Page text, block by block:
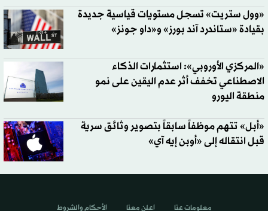
«وول ستريت» تسجل مستويات قياسية جديدة
بقيادة «ستاندرد آند بورز» و«داو جونز»
«المركزي الأوروبي»: استثمارات الذكاء
الاصطناعي تخفف أثر عدم اليقين على نمو
منطقة اليورو
«أبل» تتهم موظفاً سابقاً بتصوير وثائق سرية
قبل انتقاله إلى «أوبن إيه آي»
معلومات عنا اعلن معنا الأحكام والشروط